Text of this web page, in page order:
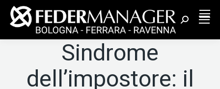
Cerca:
Sindrome
dell’impostore: il